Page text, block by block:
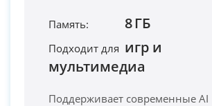
Память: 8 ГБ
Подходит для игр и
мультимедиа
Поддерживает современные AI